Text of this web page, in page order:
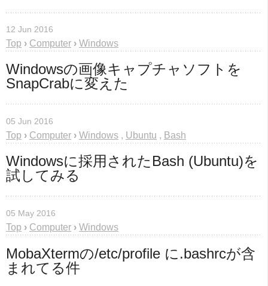
12 Jun 2016
Top › Computer › Windows
Windowsの画像キャプチャソフトを
SnapCrabに変えた
05 Jun 2016
Top › Computer › Windows , Ubuntu , Bash
Windowsに採用されたBash (Ubuntu)を
試してみる
05 May 2016
Top › Computer › Windows
MobaXtermの/etc/profile に.bashrcが含
まれてる件